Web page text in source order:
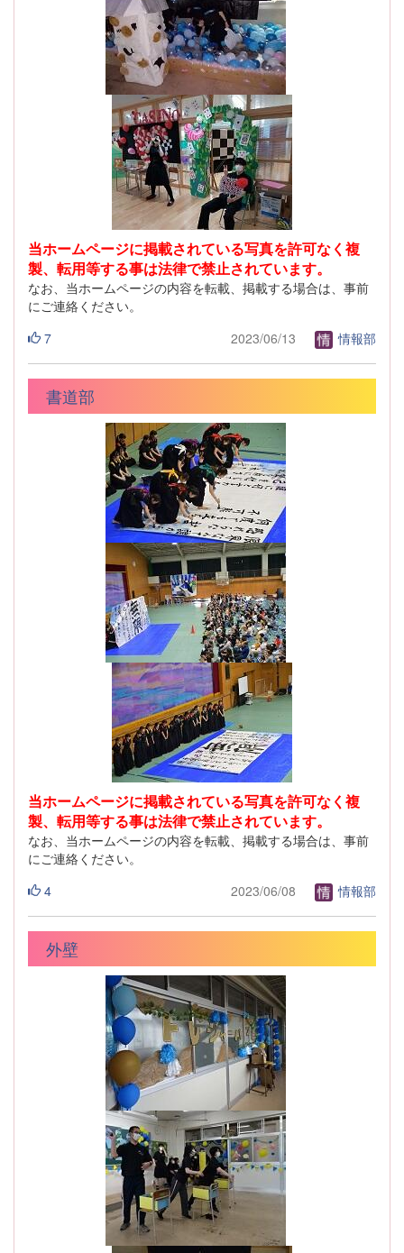
当ホームページに掲載されている写真を許可なく複
製、転用等する事は法律で禁止されています。
なお、当ホームページの内容を転載、掲載する場合は、事前
にご連絡ください。
7
2023/06/13 情報部
書道部
当ホームページに掲載されている写真を許可なく複
製、転用等する事は法律で禁止されています。
なお、当ホームページの内容を転載、掲載する場合は、事前
にご連絡ください。
4
2023/06/08 情報部
外壁